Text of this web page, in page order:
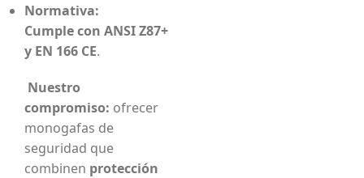
Normativa:
Cumple con ANSI Z87+
y EN 166 CE.
Nuestro
compromiso: ofrecer
monogafas de
seguridad que
combinen protección